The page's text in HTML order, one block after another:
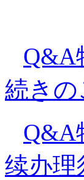
Q&A
続きの
Q&A
续办理